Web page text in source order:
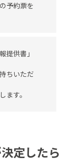
予約票を
提供書」
ちいただ
ます。
定したら